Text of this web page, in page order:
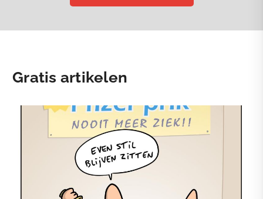
Gratis artikelen